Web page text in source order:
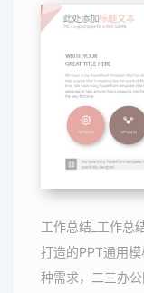
工作总结_工作总
打造的PPT通用
种需求，二三办